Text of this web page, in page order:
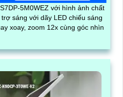
5M0WEZ với hình ảnh chất
sáng với dãy LED chiếu sáng